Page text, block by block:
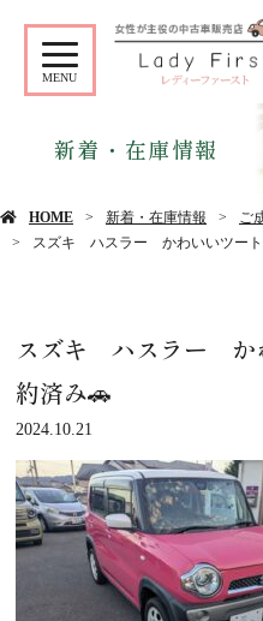
MENU
新着・在庫情報
HOME 新着・在庫情報
ご
スズキ ハスラー かわいいツー
スズキ ハスラー か
約済み🚗
2024.10.21